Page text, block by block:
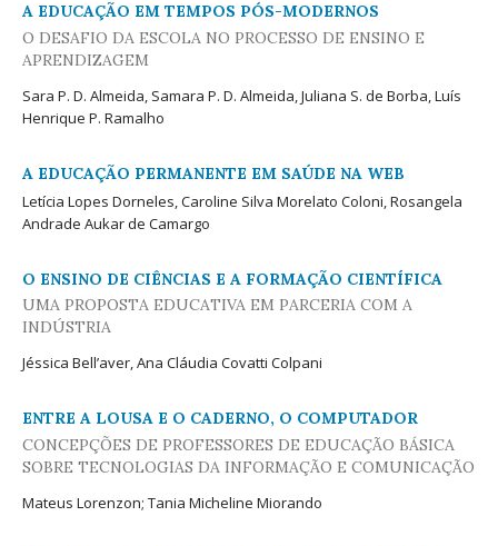
A EDUCAÇÃO EM TEMPOS PÓS-MODERNOS
O DESAFIO DA ESCOLA NO PROCESSO DE ENSINO E
APRENDIZAGEM
Sara P. D. Almeida, Samara P. D. Almeida, Juliana S. de Borba, Luís
Henrique P. Ramalho
A EDUCAÇÃO PERMANENTE EM SAÚDE NA WEB
Letícia Lopes Dorneles, Caroline Silva Morelato Coloni, Rosangela
Andrade Aukar de Camargo
O ENSINO DE CIÊNCIAS E A FORMAÇÃO CIENTÍFICA
UMA PROPOSTA EDUCATIVA EM PARCERIA COM A
INDÚSTRIA
Jéssica Bell’aver, Ana Cláudia Covatti Colpani
ENTRE A LOUSA E O CADERNO, O COMPUTADOR
CONCEPÇÕES DE PROFESSORES DE EDUCAÇÃO BÁSICA
SOBRE TECNOLOGIAS DA INFORMAÇÃO E COMUNICAÇÃO
Mateus Lorenzon; Tania Micheline Miorando